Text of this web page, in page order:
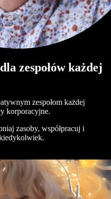
zespołów każdej
zespołom każdej
korporacyjne.
zasoby, współpracuj i